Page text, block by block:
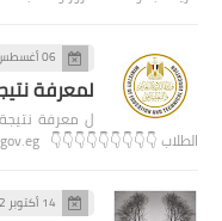
06 أغسطس 2022
لمعرفة نتيجة
الطلاب 👇👇👇👇👇👇👇👇👇 https://g12.emis.gov.eg/ وال…
14 أكتوبر 2022